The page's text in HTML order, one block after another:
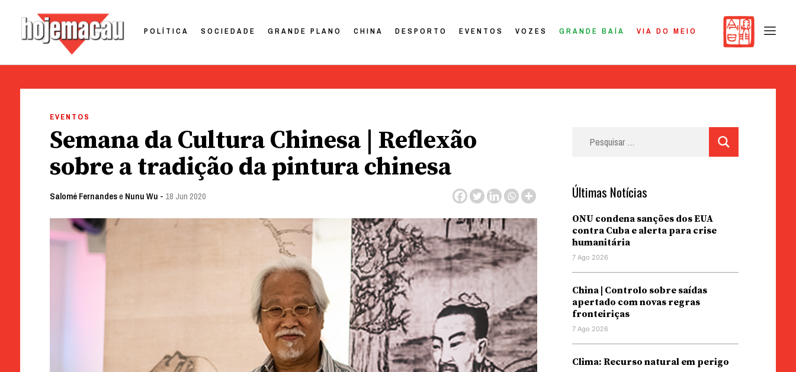
POLÍTICA SOCIEDADE GRANDE PLANO CHINA DESPORTO EVENTOS VOZES GRANDE BAÍA VIA DO MEIO
EVENTOS
Semana da Cultura Chinesa | Reflexão
sobre a tradição da pintura chinesa
Salomé Fernandese Nunu Wu - 18 Jun 2020 Últimas Notícias
ONU condena sanções dos EUA
contra Cuba e alerta para crise
humanitária
7 Ago 2026
China | Controlo sobre saídas
apertado com novas regras
fronteiriças
7 Ago 2026
Clima: Recurso natural em perigo